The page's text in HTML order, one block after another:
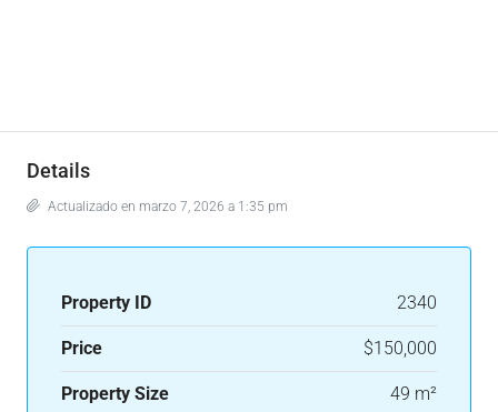
Details
Actualizado en marzo 7, 2026 a 1:35 pm
Property ID 2340
Price $150,000
Property Size 49 m²